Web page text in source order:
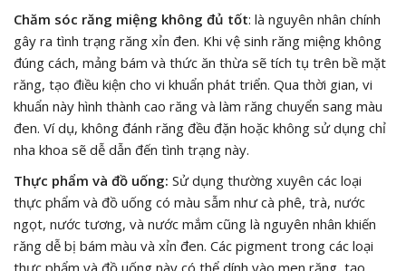
Chăm sóc răng miệng không đủ tốt: là nguyên nhân chính
gây ra tình trạng răng xỉn đen. Khi vệ sinh răng miệng không
đúng cách, mảng bám và thức ăn thừa sẽ tích tụ trên bề mặt
răng, tạo điều kiện cho vi khuẩn phát triển. Qua thời gian, vi
khuẩn này hình thành cao răng và làm răng chuyển sang màu
đen. Ví dụ, không đánh răng đều đặn hoặc không sử dụng chỉ
nha khoa sẽ dễ dẫn đến tình trạng này.
Thực phẩm và đồ uống: Sử dụng thường xuyên các loại
thực phẩm và đồ uống có màu sẫm như cà phê, trà, nước
ngọt, nước tương, và nước mắm cũng là nguyên nhân khiến
răng dễ bị bám màu và xỉn đen. Các pigment trong các loại
thực phẩm và đồ uống này có thể dính vào men răng, tạo